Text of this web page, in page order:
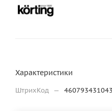
Характеристики
ШтрихКод —